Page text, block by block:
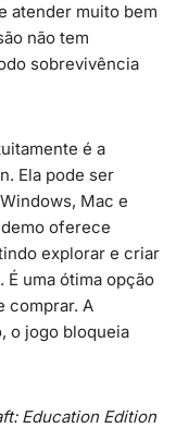
atender muito bem
não tem
sobrevivência
é a
Ela pode ser
Mac e
oferece
explorar e criar
É uma ótima opção
comprar. A
o jogo bloqueia
Education Edition